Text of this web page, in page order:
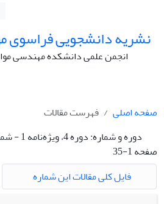
نشریه دانشجویی فراسوی
انجمن علمی دانشکده مهندسی
صفحه اصلی
فهرست مقالات
دوره و شماره:
صفحه 1-35
فایل کلی مقالات این شماره